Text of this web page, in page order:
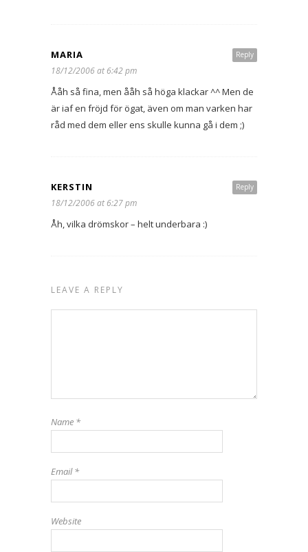
Reply
MARIA
18/12/2006 at 6:42 pm
Ååh så fina, men ååh så höga klackar ^^ Men de
är iaf en fröjd för ögat, även om man varken har
råd med dem eller ens skulle kunna gå i dem ;)
Reply
KERSTIN
18/12/2006 at 6:27 pm
Åh, vilka drömskor – helt underbara :)
LEAVE A REPLY
Name *
Email*
Website